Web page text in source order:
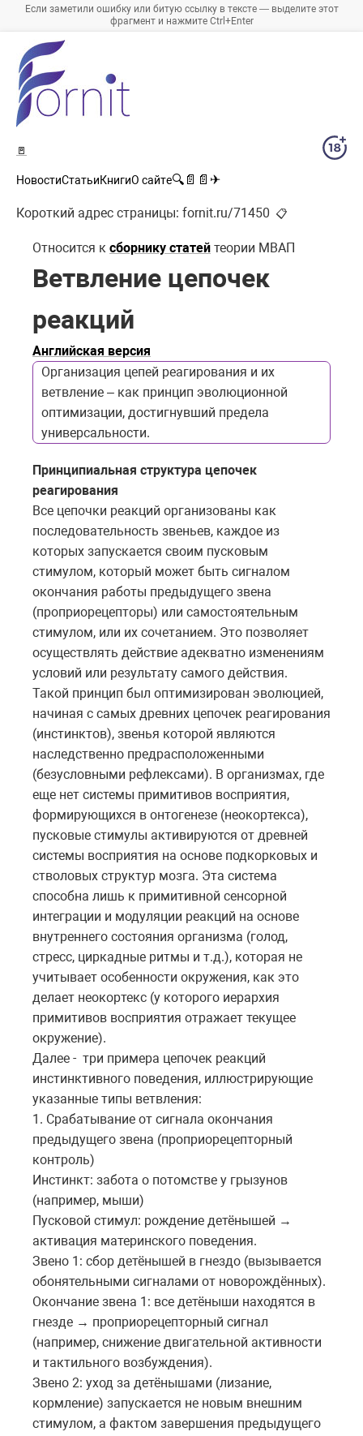
Если заметили ошибку или битую ссылку в тексте — выделите этот
фрагмент и нажмите Ctrl+Enter
🚪
НовостиСтатьиКнигиО сайте🔍 📄 📄 ✈
Короткий адрес страницы: fornit.ru/71450 📋
Относится к сборнику статей теории МВАП
Ветвление цепочек
реакций
Английская версия
Организация цепей реагирования и их
ветвление – как принцип эволюционной
оптимизации, достигнувший предела
универсальности.
Принципиальная структура цепочек
реагирования
Все цепочки реакций организованы как
последовательность звеньев, каждое из
которых запускается своим пусковым
стимулом, который может быть сигналом
окончания работы предыдущего звена
(проприорецепторы) или самостоятельным
стимулом, или их сочетанием. Это позволяет
осуществлять действие адекватно изменениям
условий или результату самого действия.
Такой принцип был оптимизирован эволюцией,
начиная с самых древних цепочек реагирования
(инстинктов), звенья которой являются
наследственно предрасположенными
(безусловными рефлексами). В организмах, где
еще нет системы примитивов восприятия,
формирующихся в онтогенезе (неокортекса),
пусковые стимулы активируются от древней
системы восприятия на основе подкорковых и
стволовых структур мозга. Эта система
способна лишь к примитивной сенсорной
интеграции и модуляции реакций на основе
внутреннего состояния организма (голод,
стресс, циркадные ритмы и т.д.), которая не
учитывает особенности окружения, как это
делает неокортекс (у которого иерархия
примитивов восприятия отражает текущее
окружение).
Далее - три примера цепочек реакций
инстинктивного поведения, иллюстрирующие
указанные типы ветвления:
1. Срабатывание от сигнала окончания
предыдущего звена (проприорецепторный
контроль)
Инстинкт: забота о потомстве у грызунов
(например, мыши)
Пусковой стимул: рождение детёнышей →
активация материнского поведения.
Звено 1: сбор детёнышей в гнездо (вызывается
обонятельными сигналами от новорождённых).
Окончание звена 1: все детёныши находятся в
гнезде → проприорецепторный сигнал
(например, снижение двигательной активности
и тактильного возбуждения).
Звено 2: уход за детёнышами (лизание,
кормление) запускается не новым внешним
стимулом, а фактом завершения предыдущего